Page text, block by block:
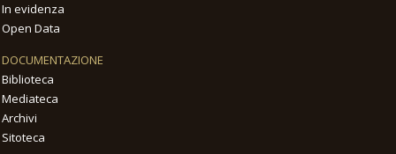
In evidenza
Open Data
DOCUMENTAZIONE
Biblioteca
Mediateca
Archivi
Sitoteca